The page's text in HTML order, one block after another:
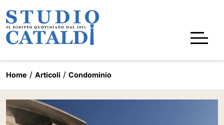
Home Articoli Condominio